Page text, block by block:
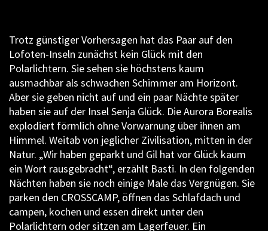
Trotz günstiger Vorhersagen hat das Paar auf den
Lofoten-Inseln zunächst kein Glück mit den
Polarlichtern. Sie sehen sie höchstens kaum
ausmachbar als schwachen Schimmer am Horizont.
Aber sie geben nicht auf und ein paar Nächte später
haben sie auf der Insel Senja Glück. Die Aurora Borealis
explodiert förmlich ohne Vorwarnung über ihnen am
Himmel. Weitab von jeglicher Zivilisation, mitten in der
Natur. „Wir haben geparkt und Gil hat vor Glück kaum
ein Wort rausgebracht“, erzählt Basti. In den folgenden
Nächten haben sie noch einige Male das Vergnügen. Sie
parken den CROSSCAMP, öffnen das Schlafdach und
campen, kochen und essen direkt unter den
Polarlichtern oder sitzen am Lagerfeuer. Ein